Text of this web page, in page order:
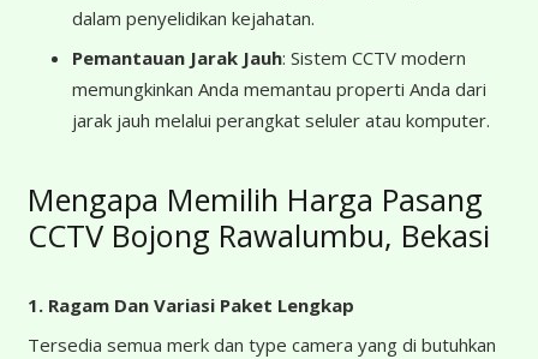
dalam penyelidikan kejahatan.
Pemantauan Jarak Jauh: Sistem CCTV modern
memungkinkan Anda memantau properti Anda dari
jarak jauh melalui perangkat seluler atau komputer.
Mengapa Memilih Harga Pasang
CCTV Bojong Rawalumbu, Bekasi
1. Ragam Dan Variasi Paket Lengkap
Tersedia semua merk dan type camera yang di butuhkan